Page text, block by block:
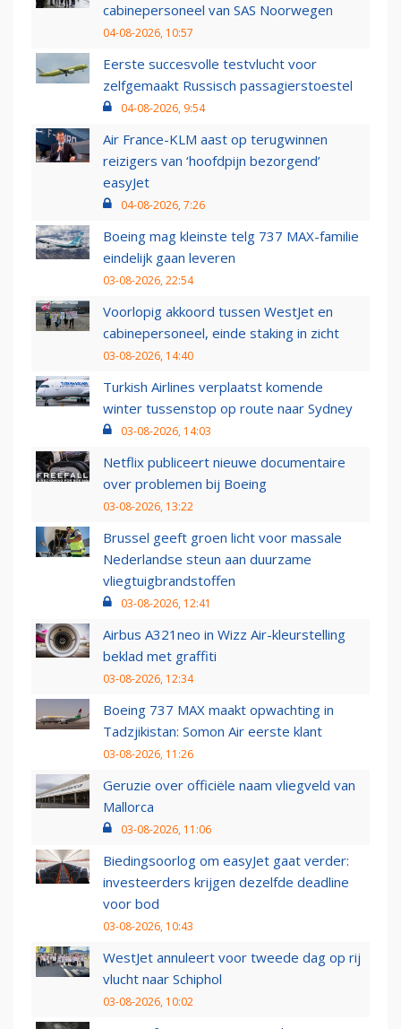
cabinepersoneel van SAS Noorwegen
04-08-2026, 10:57
Eerste succesvolle testvlucht voor
zelfgemaakt Russisch passagierstoestel
04-08-2026, 9:54
Air France-KLM aast op terugwinnen
reizigers van ‘hoofdpijn bezorgend’
easyJet
04-08-2026, 7:26
Boeing mag kleinste telg 737 MAX-familie
eindelijk gaan leveren
03-08-2026, 22:54
Voorlopig akkoord tussen WestJet en
cabinepersoneel, einde staking in zicht
03-08-2026, 14:40
Turkish Airlines verplaatst komende
winter tussenstop op route naar Sydney
03-08-2026, 14:03
Netflix publiceert nieuwe documentaire
over problemen bij Boeing
03-08-2026, 13:22
Brussel geeft groen licht voor massale
Nederlandse steun aan duurzame
vliegtuigbrandstoffen
03-08-2026, 12:41
Airbus A321neo in Wizz Air-kleurstelling
beklad met graffiti
03-08-2026, 12:34
Boeing 737 MAX maakt opwachting in
Tadzjikistan: Somon Air eerste klant
03-08-2026, 11:26
Geruzie over officiële naam vliegveld van
Mallorca
03-08-2026, 11:06
Biedingsoorlog om easyJet gaat verder:
investeerders krijgen dezelfde deadline
voor bod
03-08-2026, 10:43
WestJet annuleert voor tweede dag op rij
vlucht naar Schiphol
03-08-2026, 10:02